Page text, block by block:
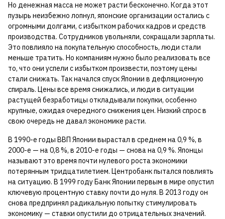
Но денежная масса не может расти бесконечно. Когда этот
пузырь неизбежно лопнул, японские организации остались с
огромными долгами, с избытком рабочих кадров и средств
производства. Сотрудников увольняли, сокращали зарплаты.
Это повлияло на покупательную способность, люди стали
меньше тратить. Но компаниям нужно было реализовать все
то, что они успели с избытком произвести, поэтому цены
стали снижать. Так начался спуск Японии в дефляционную
спираль. Цены все время снижались, и люди в ситуации
растущей безработицы откладывали покупки, особенно
крупные, ожидая очередного снижения цен. Низкий спрос в
свою очередь не давал экономике расти.
В 1990-е годы ВВП Японии вырастал в среднем на 0,9 %, в
2000-е — на 0,8 %, в 2010-е годы — снова на 0,9 %. Японцы
называют это время почти нулевого роста экономики
потерянным тридцатилетием. Центробанк пытался повлиять
на ситуацию. В 1999 году Банк Японии первым в мире опустил
ключевую процентную ставку почти до нуля. В 2013 году он
снова предпринял радикальную попытку стимулировать
экономику — ставки опустили до отрицательных значений.